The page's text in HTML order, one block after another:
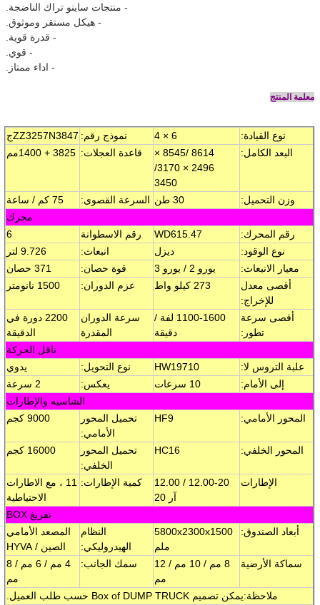
- منتجات ساينو تراك الناضجة.
- هيكل مستقر وموثوق.
- قدرة قوية.
- قوي.
- اداء ممتاز.
معلمة المنتج
نوع القيادة: 6 × 4 نموذج رقم: ZZ3257N3847ج
البعد الكامل:
8614 /
8545 ×
2496 × 3
170
/
3450
قاعدة العجلات: 3825 + 1
400 مم
وزن التحميل: 30 طن السرعة القصوى:
75 كم / ساعة
محرك
رقم المحرك:
WD615.47 رقم الاسطوانة
6
نوع الوقود:
ديزل انبعاث:
9.726 لتر
معيار الانبعاث:
يورو 2 / يورو 3 قوة حصان:
371 حصان
أقصى معدل
للإخراج:
273 كيلو واط عزم الدوران: 1500 نانومتر
أقصى سرعة
تطور:
1100-1600 لفة /
دقيقة
سرعة الدوران
المقدرة
2200 دورة في
الدقيقة
ناقل الحركة
علبة التروس لا:
HW19710 نوع التحويل:
يدوي
إلى الأمام:
10 سرعات يعكس:
2 سرعة
الشاسيه والإطارات
المحور الأمامي:
HF9
تحميل المحور
الأمامي:
9000 كجم
المحور الخلفي: HC16
تحميل المحور
الخلفي:
16000 كجم
الإطارات
12.00-20 / 12.00
آر 20
كمية الإطارات:
11 ، مع الاطارات
الاحتياطية
تفريغ BOX
أبعاد الصندوق:
5800x2300x1500
ملم
النظام
الهيدروليكي:
المصعد الأمامي
الصين / HYVA
سماكة الأرضية
8 مم / 10 مم / 12
مم
سمك الجانب:
4 مم / 6 مم / 8
مم
ملاحظة:يمكن تصميم Box of DUMP TRUCK حسب طلب العميل.